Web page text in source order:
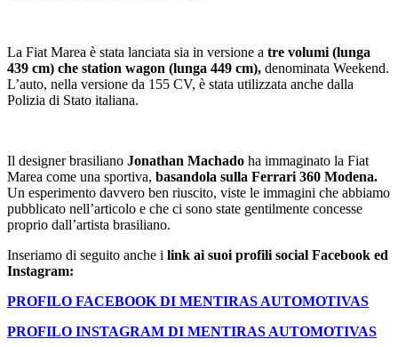
La Fiat Marea è stata lanciata sia in versione a tre volumi (lunga
439 cm) che station wagon (lunga 449 cm), denominata Weekend.
L’auto, nella versione da 155 CV, è stata utilizzata anche dalla
Polizia di Stato italiana.
Il designer brasiliano Jonathan Machado ha immaginato la Fiat
Marea come una sportiva, basandola sulla Ferrari 360 Modena.
Un esperimento davvero ben riuscito, viste le immagini che abbiamo
pubblicato nell’articolo e che ci sono state gentilmente concesse
proprio dall’artista brasiliano.
Inseriamo di seguito anche i link ai suoi profili social Facebook ed
Instagram:
PROFILO FACEBOOK DI MENTIRAS AUTOMOTIVAS
PROFILO INSTAGRAM DI MENTIRAS AUTOMOTIVAS